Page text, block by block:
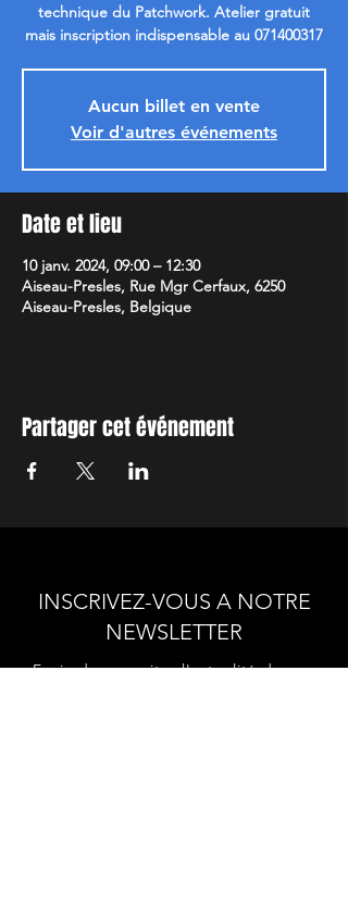
technique du Patchwork. Atelier gratuit
mais inscription indispensable au 071400317
Aucun billet en vente
Voir d'autres événements
Date et lieu
10 janv. 2024, 09:00 – 12:30
Aiseau-Presles, Rue Mgr Cerfaux, 6250
Aiseau-Presles, Belgique
Partager cet événement
INSCRIVEZ-VOUS A NOTRE
NEWSLETTER
Envie de connaitre l'actualité de